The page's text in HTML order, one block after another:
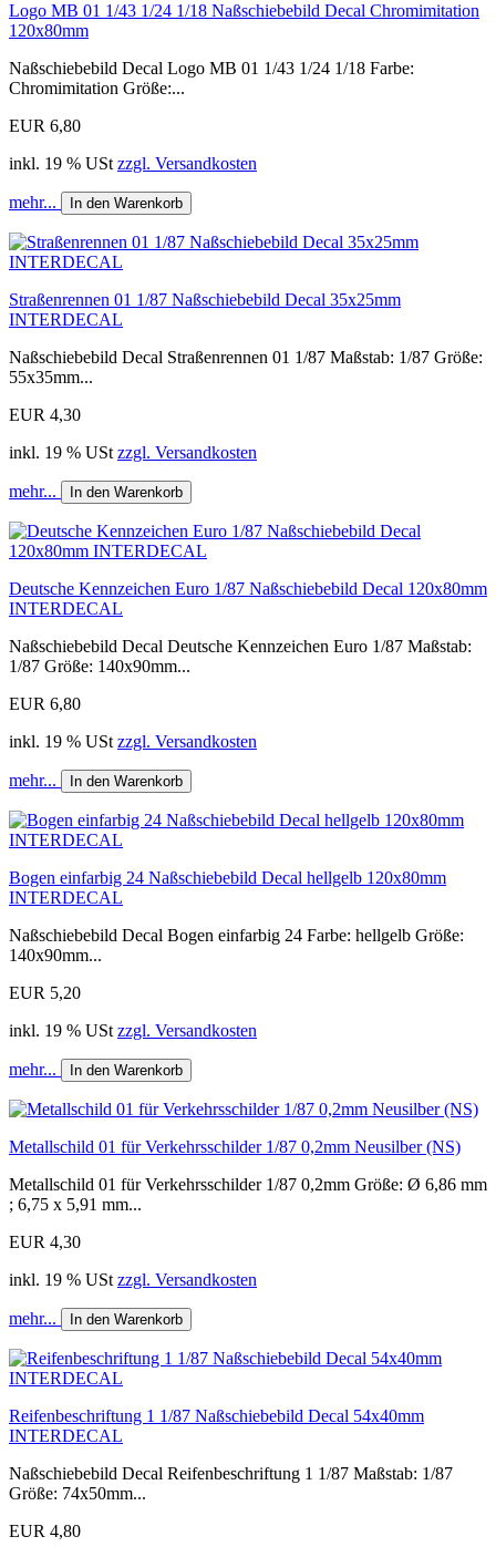
Logo MB 01 1/43 1/24 1/18 Naßschiebebild Decal Chromimitation
120x80mm
Naßschiebebild Decal Logo MB 01 1/43 1/24 1/18 Farbe:
Chromimitation Größe:...
EUR 6,80
inkl. 19 % USt zzgl. Versandkosten
mehr... In den Warenkorb
Straßenrennen 01 1/87 Naßschiebebild Decal 35x25mm
INTERDECAL
Naßschiebebild Decal Straßenrennen 01 1/87 Maßstab: 1/87 Größe:
55x35mm...
EUR 4,30
inkl. 19 % USt zzgl. Versandkosten
mehr... In den Warenkorb
Deutsche Kennzeichen Euro 1/87 Naßschiebebild Decal 120x80mm
INTERDECAL
Naßschiebebild Decal Deutsche Kennzeichen Euro 1/87 Maßstab:
1/87 Größe: 140x90mm...
EUR 6,80
inkl. 19 % USt zzgl. Versandkosten
mehr... In den Warenkorb
Bogen einfarbig 24 Naßschiebebild Decal hellgelb 120x80mm
INTERDECAL
Naßschiebebild Decal Bogen einfarbig 24 Farbe: hellgelb Größe:
140x90mm...
EUR 5,20
inkl. 19 % USt zzgl. Versandkosten
mehr... In den Warenkorb
Metallschild 01 für Verkehrsschilder 1/87 0,2mm Neusilber (NS)
Metallschild 01 für Verkehrsschilder 1/87 0,2mm Größe: Ø 6,86 mm
; 6,75 x 5,91 mm...
EUR 4,30
inkl. 19 % USt zzgl. Versandkosten
mehr... In den Warenkorb
Reifenbeschriftung 1 1/87 Naßschiebebild Decal 54x40mm
INTERDECAL
Naßschiebebild Decal Reifenbeschriftung 1 1/87 Maßstab: 1/87
Größe: 74x50mm...
EUR 4,80